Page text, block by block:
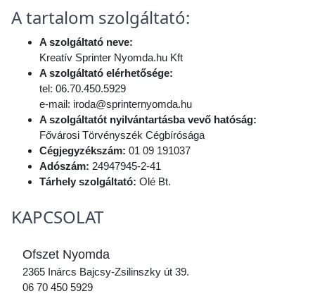
A tartalom szolgáltató:
A szolgáltató neve:
Kreatív Sprinter Nyomda.hu Kft
A szolgáltató elérhetősége:
tel: 06.70.450.5929
e-mail: iroda@sprinternyomda.hu
A szolgáltatót nyilvántartásba vevő hatóság:
Fővárosi Törvényszék Cégbírósága
Cégjegyzékszám: 01 09 191037
Adószám: 24947945-2-41
Tárhely szolgáltató: Olé Bt.
KAPCSOLAT
Ofszet Nyomda
2365 Inárcs Bajcsy-Zsilinszky út 39.
06 70 450 5929